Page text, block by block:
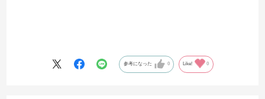
参考になった 0 Like! 0